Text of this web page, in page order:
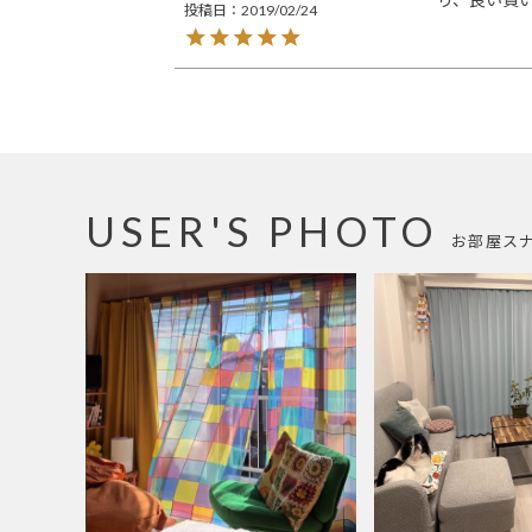
投稿日 2019/02/24
お部屋ス
USER'S PHOTO